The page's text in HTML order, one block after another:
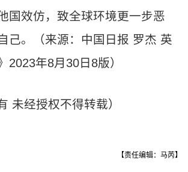
国效仿，致全球环境更一步恶
己。（来源：中国日报 罗杰 英
2023年8月30日8版）
未经授权不得转载）
【责任编辑：马芮】